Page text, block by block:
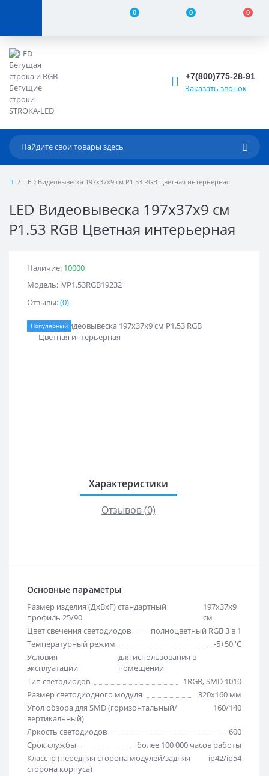
0 0 0
+7(800)775-28-91
Заказать звонок
LED Видеовывеска 197x37x9 см Р1.53 RGB Цветная интерьерная
LED Видеовывеска 197x37x9 см
Р1.53 RGB Цветная интерьерная
Наличие: 10000
Модель: iVР1.53RGB19232
Отзывы:(0)
Популярный
Характеристики
Отзывов (0)
Основные параметры
Размер изделия (ДхВхГ) стандартный
профиль 25/90
197х37х9
см
Цвет свечения светодиодов
полноцветный RGB 3 в 1
Температурный режим
-5+50 'C
Условия
эксплуатации
для использования в
помещении
Тип светодиодов
1RGB, SMD 1010
Размер светодиодного модуля
320х160 мм
Угол обзора для SMD (горизонтальный/
вертикальный)
160/140
Яркость светодиодов
600
Срок службы
более 100 000 часов работы
Класс ip (передняя сторона модулей/задняя
сторона корпуса)
ip42/ip54